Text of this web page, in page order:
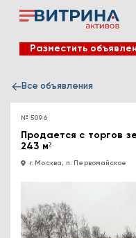
Разместить
Все объявления
№ 5096
Продается с торгов
243 м²
г. Москва, п. Первомайское